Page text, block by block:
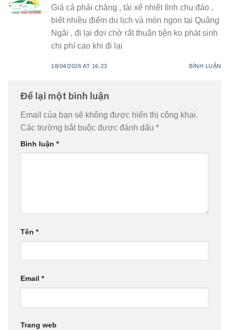
Giá cả phải chăng , tài xế nhiệt tình chu đáo ,
biết nhiều điểm du lịch và món ngon tại Quảng
Ngãi , đi lại đợi chờ rất thuận tiện ko phát sinh
chi phí cao khi đi lại
18/04/2026 AT 16:23 BÌNH LUẬN
Để lại một bình luận
Email của bạn sẽ không được hiển thị công khai.
Các trường bắt buộc được đánh dấu *
Bình luận *
Tên *
Email *
Trang web